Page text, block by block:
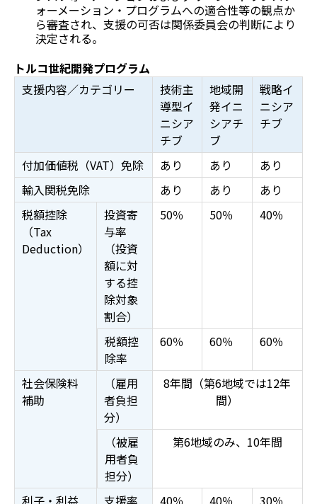
ォーメーション・プログラムへの適合性等の観点か
ら審査され、支援の可否は関係委員会の判断により
決定される。
トルコ世紀開発プログラム
支援内容／カテゴリー
技術主
導型イ
ニシア
チブ
地域開
発イニ
シアチ
ブ
戦略イ
ニシア
チブ
付加価値税（VAT）免除 あり あり
あり
輸入関税免除
あり あり
あり
税額控除
（Tax
Deduction）
投資寄
与率
（投資
額に対
する控
除対象
割合）
50％ 50％ 40％
税額控
除率
60％ 60％ 60％
社会保険料
補助
（雇用
者負担
分）
8年間（第6地域では12年
間）
（被雇
用者負
担分）
第6地域のみ、10年間
利子・利益 支援率 40％ 40％ 30％